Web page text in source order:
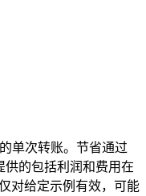
单次转账。节省通过
的包括利润和费用在
对给定示例有效，可能